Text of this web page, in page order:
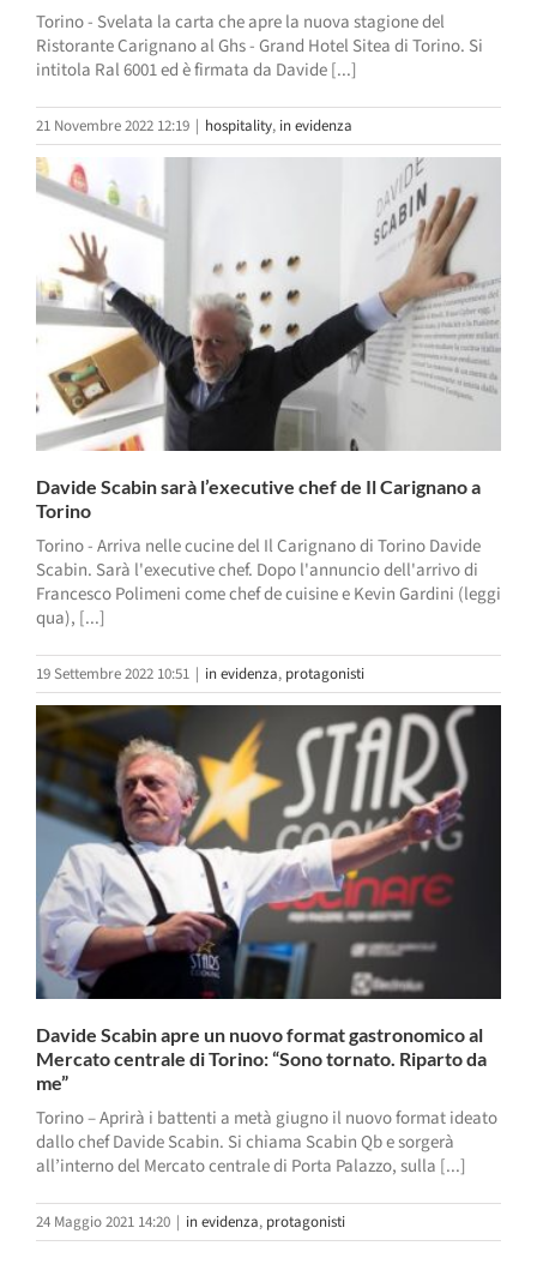
Torino - Svelata la carta che apre la nuova stagione del
Ristorante Carignano al Ghs - Grand Hotel Sitea di Torino. Si
intitola Ral 6001 ed è firmata da Davide [...]
21 Novembre 2022 12:19 | hospitality, in evidenza
Davide Scabin sarà l’executive chef de Il Carignano a
Torino
Torino - Arriva nelle cucine del Il Carignano di Torino Davide
Scabin. Sarà l'executive chef. Dopo l'annuncio dell'arrivo di
Francesco Polimeni come chef de cuisine e Kevin Gardini (leggi
qua), [...]
19 Settembre 2022 10:51 | in evidenza, protagonisti
Davide Scabin apre un nuovo format gastronomico al
Mercato centrale di Torino: “Sono tornato. Riparto da
me”
Torino – Aprirà i battenti a metà giugno il nuovo format ideato
dallo chef Davide Scabin. Si chiama Scabin Qb e sorgerà
all’interno del Mercato centrale di Porta Palazzo, sulla [...]
24 Maggio 2021 14:20 | in evidenza, protagonisti